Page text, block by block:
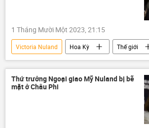
1 Tháng Mười Một 2023, 21:15
Victoria Nuland Hoa Kỳ
Thế giới
Chính trị
Joe Biden Nhà Trắng
Thứ trưởng Ngoại giao Mỹ Nuland bị bẽ
mặt ở Châu Phi